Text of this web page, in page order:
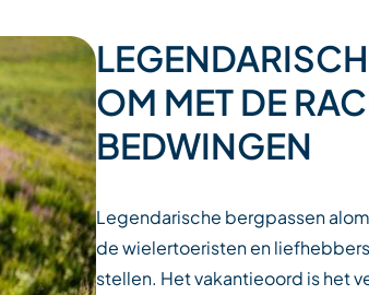
OM MET DE
BEDWINGEN
Legendarische bergpassen
de wielertoeristen en
stellen. Het vakantieoord is het